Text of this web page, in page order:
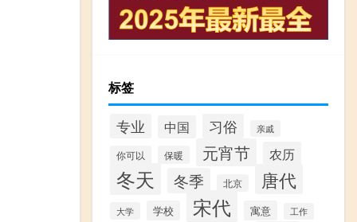
标签
专业 中国 习俗 亲戚
你可以 保暖 元宵节 农历
冬天 冬季 北京 唐代
大学 学校 宋代 寓意 工作